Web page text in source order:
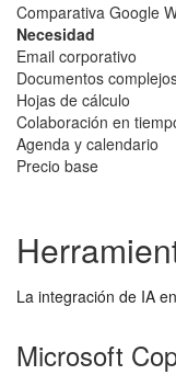
Comparativa Google
Necesidad
Email corporativo
Documentos
Hojas de cálculo
Colaboración en
Agenda y calendario
Precio base
La integración de IA
Microsoft